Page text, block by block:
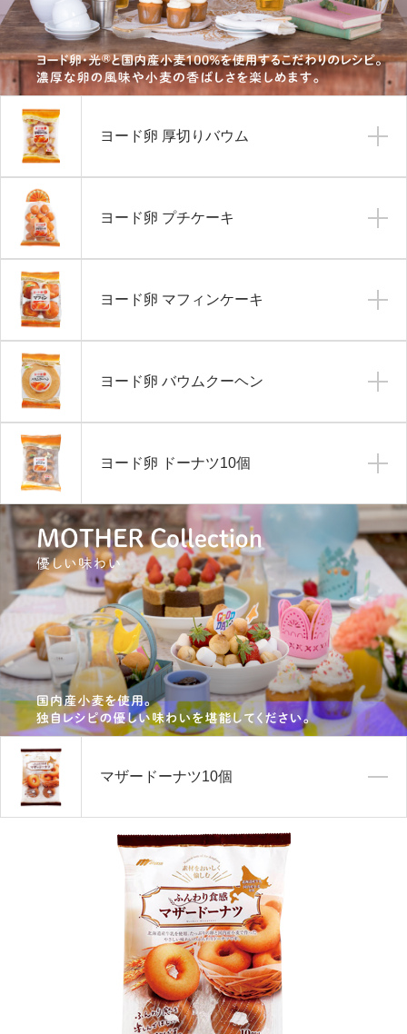
ヨード卵 厚切りバウム
ヨード卵 プチケーキ
ヨード卵 マフィンケーキ
ヨード卵 バウムクーヘン
ヨード卵 ドーナツ10個
マザードーナツ10個